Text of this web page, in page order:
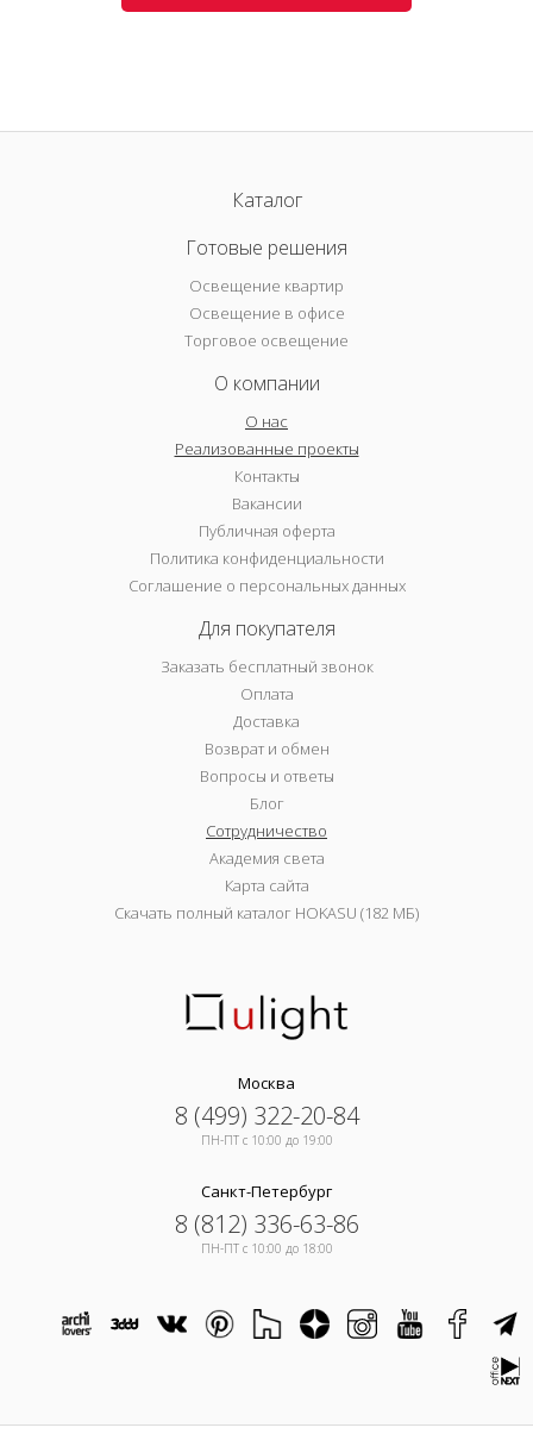
Каталог
Готовые решения
Освещение квартир
Освещение в офисе
Торговое освещение
О компании
О нас
Реализованные проекты
Контакты
Вакансии
Публичная оферта
Политика конфиденциальности
Соглашение о персональных данных
Для покупателя
Заказать бесплатный звонок
Оплата
Доставка
Возврат и обмен
Вопросы и ответы
Блог
Сотрудничество
Академия света
Карта сайта
Скачать полный каталог HOKASU (182 МБ)
Москва
8 (499) 322-20-84
ПН-ПТ c 10:00 до 19:00
Санкт-Петербург
8 (812) 336-63-86
ПН-ПТ c 10:00 до 18:00